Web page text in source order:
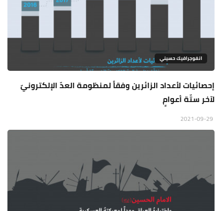
انفوجرافيك حسيني
إحصائيات لأعداد الزائرين وفقاً لمنظومة العدّ الإلكترونيّ
لآخر ستّة أعوامٍ